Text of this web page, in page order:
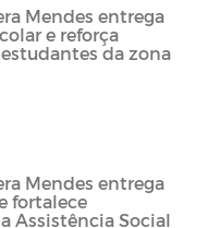
Mendes entrega
e reforça
da zona
Mendes entrega
fortalece
Assistência Social